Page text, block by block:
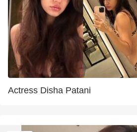
Actress Disha Patani